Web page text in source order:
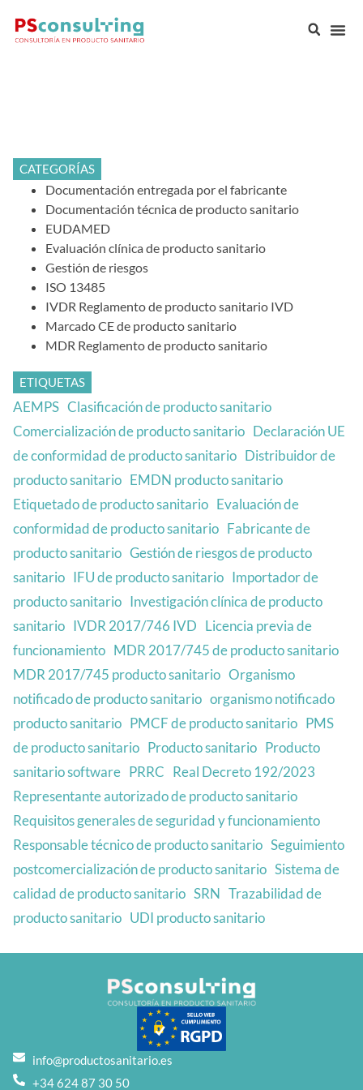
CATEGORÍAS
Documentación entregada por el fabricante
Documentación técnica de producto sanitario
EUDAMED
Evaluación clínica de producto sanitario
Gestión de riesgos
ISO 13485
IVDR Reglamento de producto sanitario IVD
Marcado CE de producto sanitario
MDR Reglamento de producto sanitario
ETIQUETAS
AEMPS Clasificación de producto sanitario
Comercialización de producto sanitario Declaración UE
de conformidad de producto sanitario Distribuidor de
producto sanitario EMDN producto sanitario
Etiquetado de producto sanitario Evaluación de
conformidad de producto sanitario Fabricante de
producto sanitario Gestión de riesgos de producto
sanitario IFU de producto sanitario Importador de
producto sanitario Investigación clínica de producto
sanitario IVDR 2017/746 IVD Licencia previa de
funcionamiento MDR 2017/745 de producto sanitario
MDR 2017/745 producto sanitario Organismo
notificado de producto sanitario organismo notificado
producto sanitario PMCF de producto sanitario PMS
de producto sanitario Producto sanitario Producto
sanitario software PRRC Real Decreto 192/2023
Representante autorizado de producto sanitario
Requisitos generales de seguridad y funcionamiento
Responsable técnico de producto sanitario Seguimiento
postcomercialización de producto sanitario Sistema de
calidad de producto sanitario SRN Trazabilidad de
producto sanitario UDI producto sanitario
info@productosanitario.es
+34 624 87 30 50